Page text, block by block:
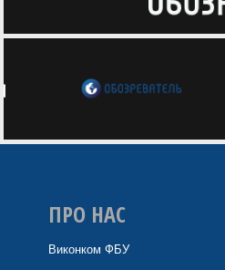
ПРО НАС
Виконком ФБУ